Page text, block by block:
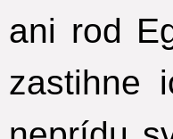
ani rod
zastihne